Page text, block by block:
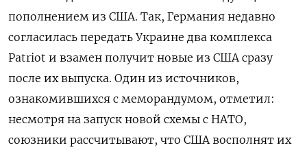
пополнением из США. Так, Германия недавно
согласилась передать Украине два комплекса
Patriot и взамен получит новые из США сразу
после их выпуска. Один из источников,
ознакомившихся с меморандумом, отметил:
несмотря на запуск новой схемы с НАТО,
союзники рассчитывают, что США восполнят их